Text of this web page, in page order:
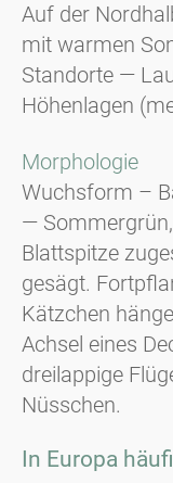
Auf der
mit warmen
Standorte —
Höhenlagen
Morphologie
Wuchsform –
—
Blattspitze
gesägt.
Kätzchen
Achsel eines
dreilappige
Nüsschen.
In Europa